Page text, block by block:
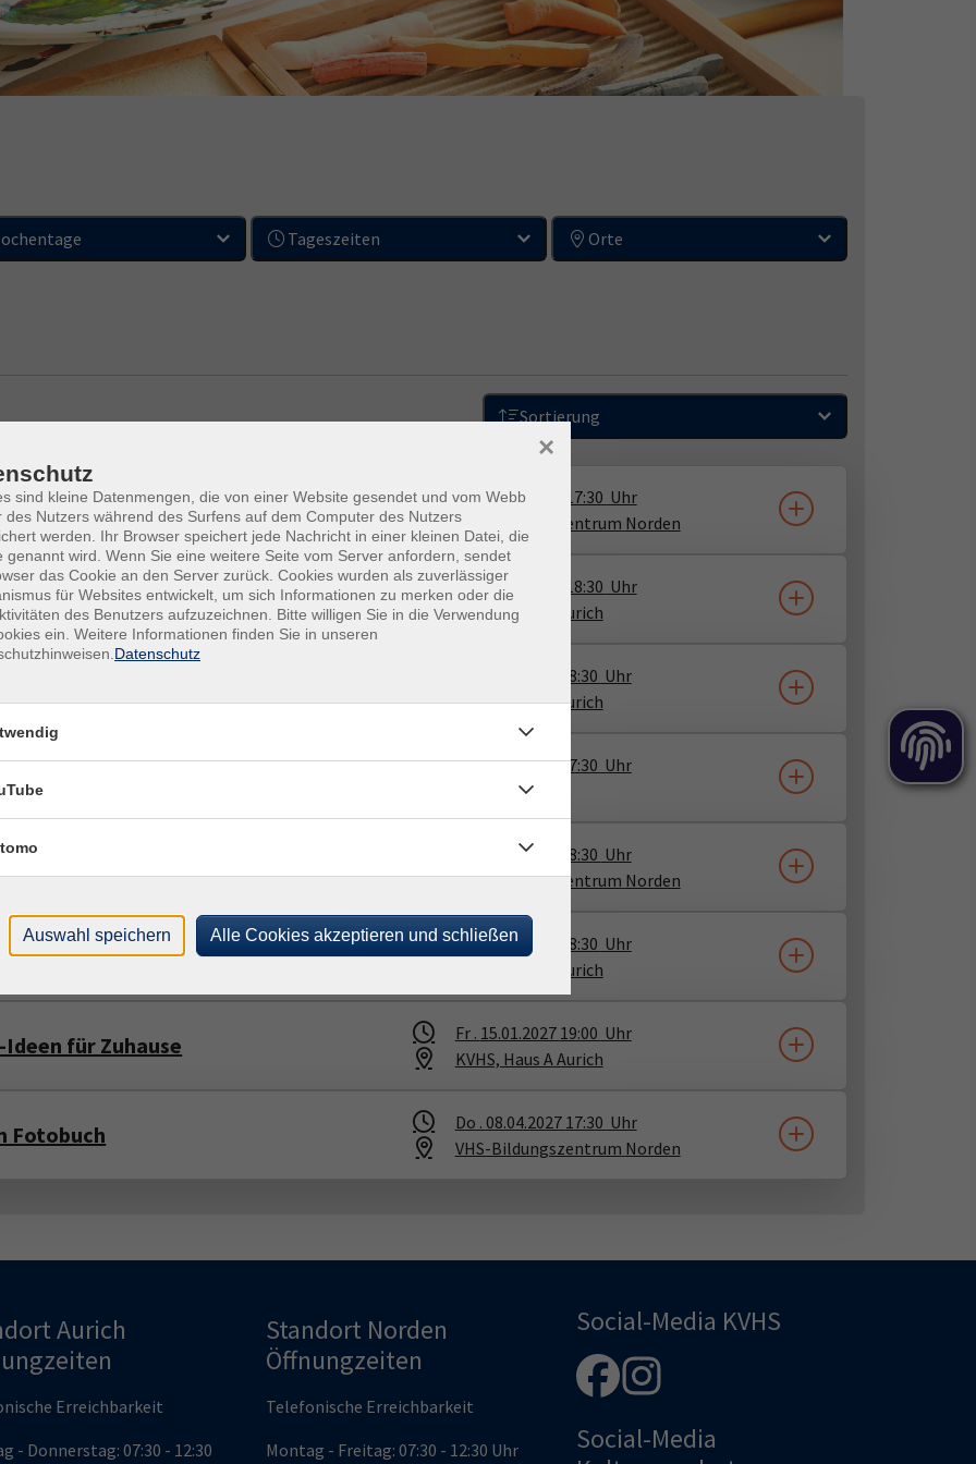
Tageszeiten Orte
Sortierung
Fotobuch Do . 10.09.2026 17:30 Uhr
VHS-Bildungszentrum Norden
Sie schon?
für Anfangende
Do .10.09.2026 18:30 Uhr
KVHS, Haus A
Aurich
18:30 Uhr
KVHS, Haus AAurich
als Fotograf
neu gestalten
Di .27.10.202617:30 Uhr
Internet
– Schritt für Schritt zum guten
27.10.2026 18:30 Uhr
VHS-Bildungszentrum Norden
Stunde Fr .13.11.2026 18:30 Uhr
Aurich
für Zuhause Fr . 15.01.2027 19:00 Uhr
KVHS, Haus AAurich
Fotobuch Do . 08.04.2027 17:30 Uhr
VHS-Bildungszentrum Norden
Aurich
Erreichbarkeit
- Donnerstag: 07:30 - 12:30
Standort Norden
Öffnungzeiten
Telefonische Erreichbarkeit
Montag - Freitag: 07:30 - 12:30 Uhr
Social-Media KVHS
Social-Media
sind kleine Datenmengen, die von einer Website gesendet und vom Webb
des Nutzers während des Surfens auf dem Computer des Nutzers
werden. Ihr Browser speichert jede Nachricht in einer kleinen Datei, die
genannt wird. Wenn Sie eine weitere Seite vom Server anfordern, sendet
das Cookie an den Server zurück. Cookies wurden als zuverlässiger
für Websites entwickelt, um sich Informationen zu merken oder die
des Benutzers aufzuzeichnen. Bitte willigen Sie in die Verwendung
ein. Weitere Informationen finden Sie in unseren
Datenschutz
×
Auswahl speichern Alle Cookies akzeptieren und schließen